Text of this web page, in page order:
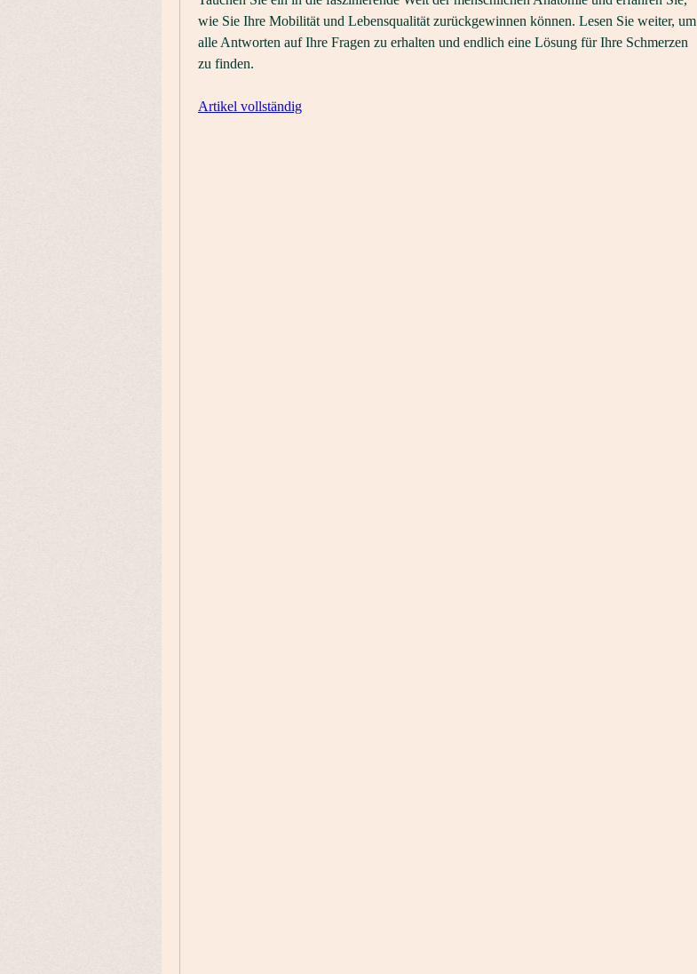
wie Sie Ihre Mobilität und Lebensqualität zurückgewinnen können. Lesen Sie weiter, um
alle Antworten auf Ihre Fragen zu erhalten und endlich eine Lösung für Ihre Schmerzen
zu finden.
Artikel vollständig